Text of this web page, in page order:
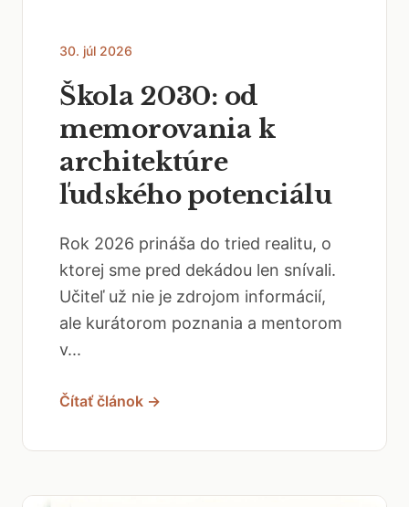
30. júl 2026
Škola 2030: od
memorovania k
architektúre
ľudského potenciálu
Rok 2026 prináša do tried realitu, o
ktorej sme pred dekádou len snívali.
Učiteľ už nie je zdrojom informácií,
ale kurátorom poznania a mentorom
v...
Čítať článok →